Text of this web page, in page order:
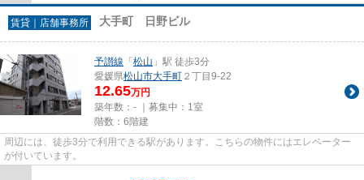
賃貸｜店舗事務所 大手町 日野ビル
予讃線 「 松山 」駅 徒歩3分
愛媛県松山市大手町 ２丁目9-22
12.65万円
築年数：- ｜募集中： 1室
階数：6階建
周辺には、徒歩3分で利用できる駅があります。こちらの物件にはエレベーター
が付いています。